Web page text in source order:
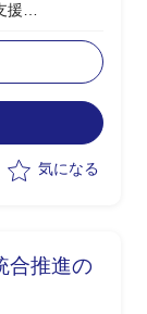
援
計、運用フ
対応手順、イ
気になる
合推進の